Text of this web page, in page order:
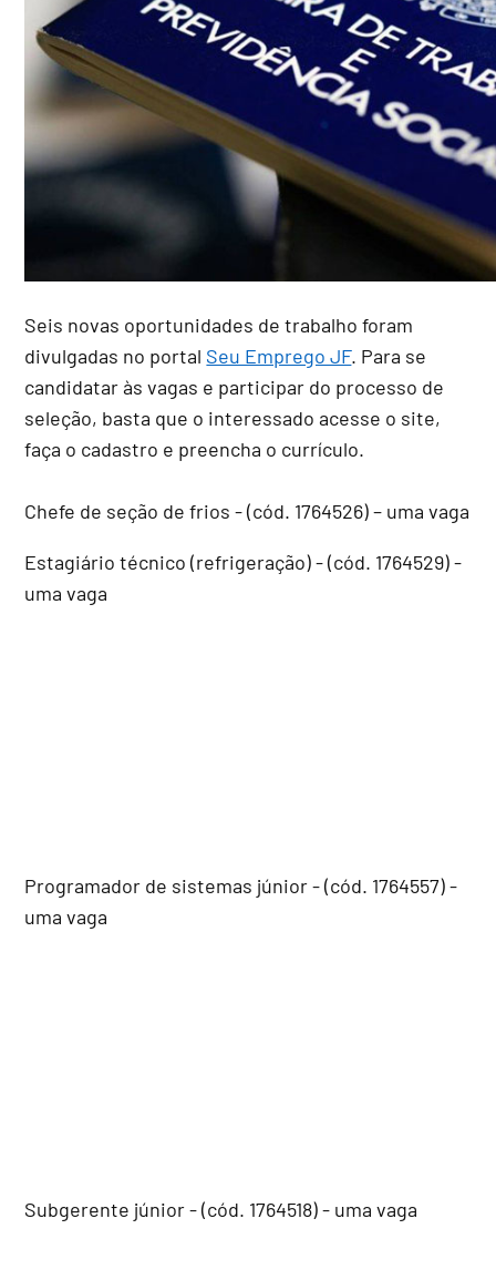
Seis novas oportunidades de trabalho foram
divulgadas no portal Seu Emprego JF. Para se
candidatar às vagas e participar do processo de
seleção, basta que o interessado acesse o site,
faça o cadastro e preencha o currículo.
Chefe de seção de frios - (cód. 1764526) – uma vaga
Estagiário técnico (refrigeração) - (cód. 1764529) -
uma vaga
Programador de sistemas júnior - (cód. 1764557) -
uma vaga
Subgerente júnior - (cód. 1764518) - uma vaga